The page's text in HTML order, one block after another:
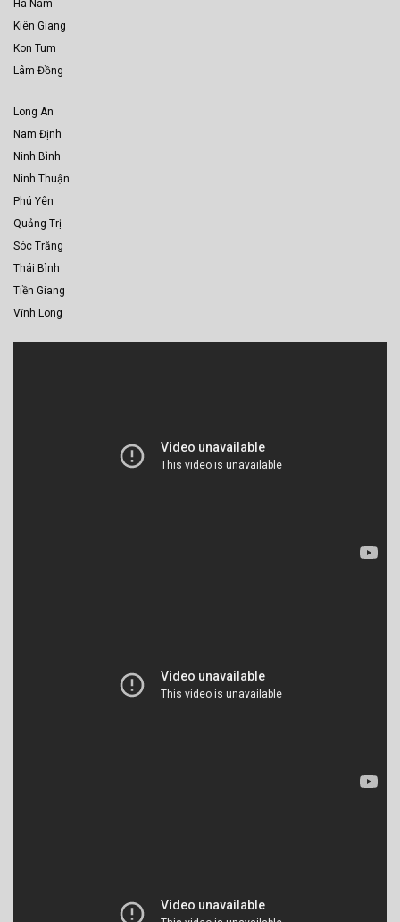
Hà Nam
Kiên Giang
Kon Tum
Lâm Đồng
Long An
Nam Định
Ninh Bình
Ninh Thuận
Phú Yên
Quảng Trị
Sóc Trăng
Thái Bình
Tiền Giang
Vĩnh Long